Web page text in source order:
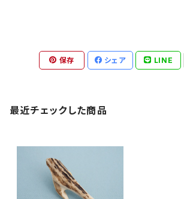
保存 シェア LINE
最近チェックした商品